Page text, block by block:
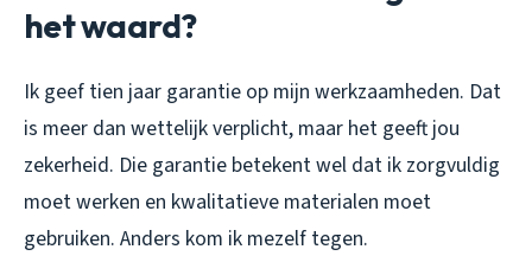
het waard?
Ik geef tien jaar garantie op mijn werkzaamheden. Dat
is meer dan wettelijk verplicht, maar het geeft jou
zekerheid. Die garantie betekent wel dat ik zorgvuldig
moet werken en kwalitatieve materialen moet
gebruiken. Anders kom ik mezelf tegen.